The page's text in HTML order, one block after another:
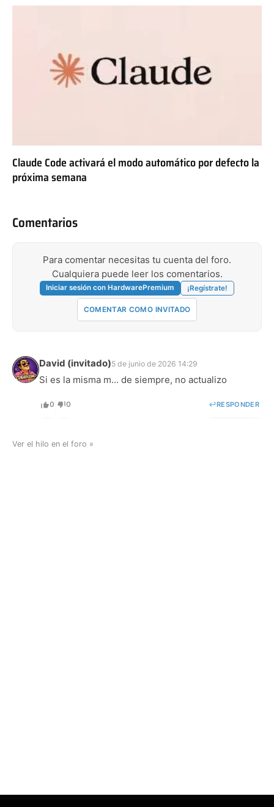
Claude Code activará el modo automático por defecto la
próxima semana
Comentarios
Para comentar necesitas tu cuenta del foro.
Cualquiera puede leer los comentarios.
Iniciar sesión con HardwarePremium ¡Regístrate!
COMENTAR COMO INVITADO
David (invitado)5 de junio de 2026 14:29
Si es la misma m... de siempre, no actualizo
0 0 ↩RESPONDER
Ver el hilo en el foro »